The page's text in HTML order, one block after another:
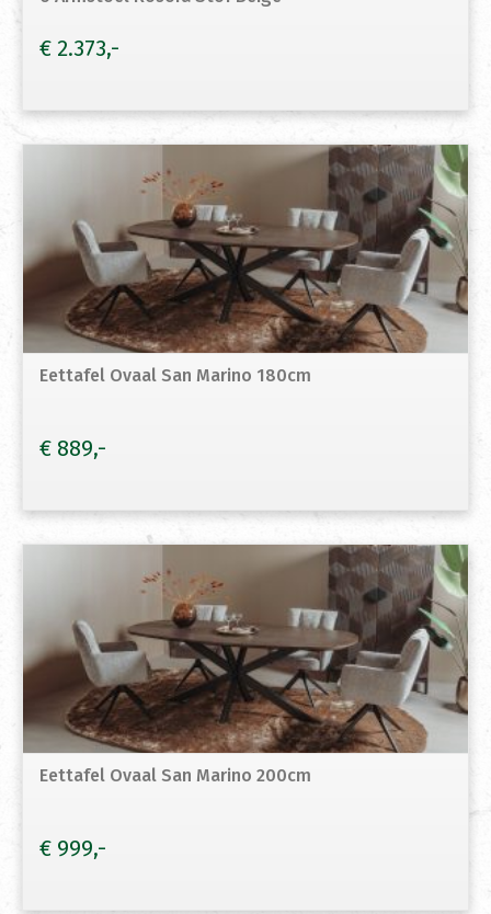
€ 2.373
Eettafel Ovaal San Marino 180cm
€ 889
Eettafel Ovaal San Marino 200cm
€ 999